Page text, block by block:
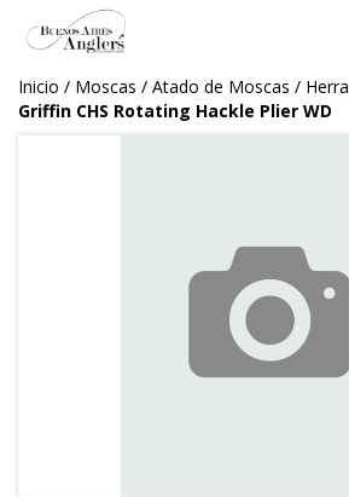
Inicio / Moscas / Atado de Moscas /
Griffin CHS Rotating Hackle Plier WD